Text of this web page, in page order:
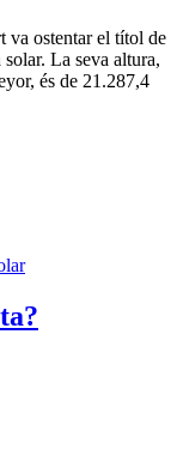
va ostentar el títol de
La seva altura,
és de 21.287,4